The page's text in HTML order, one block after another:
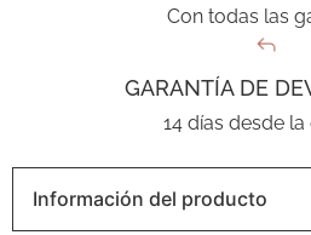
Con todas las
GARANTÍA DE
14 días desde la
Información del producto